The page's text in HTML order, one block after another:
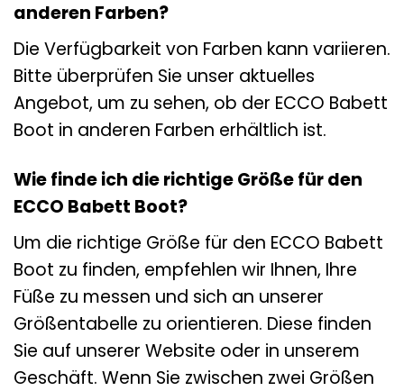
anderen Farben?
Die Verfügbarkeit von Farben kann variieren.
Bitte überprüfen Sie unser aktuelles
Angebot, um zu sehen, ob der ECCO Babett
Boot in anderen Farben erhältlich ist.
Wie finde ich die richtige Größe für den
ECCO Babett Boot?
Um die richtige Größe für den ECCO Babett
Boot zu finden, empfehlen wir Ihnen, Ihre
Füße zu messen und sich an unserer
Größentabelle zu orientieren. Diese finden
Sie auf unserer Website oder in unserem
Geschäft. Wenn Sie zwischen zwei Größen